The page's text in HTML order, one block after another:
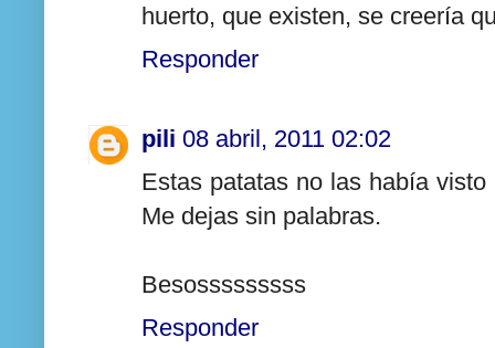
huerto, que existen, se creería
Responder
pili 08 abril, 2011 02:02
Estas patatas no las había
Me dejas sin palabras.
Besosssssssss
Responder